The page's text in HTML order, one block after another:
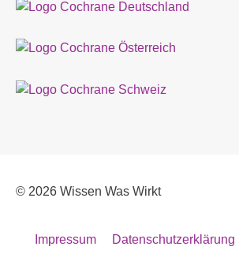
© 2026 Wissen Was Wirkt
Impressum Datenschutzerklärung